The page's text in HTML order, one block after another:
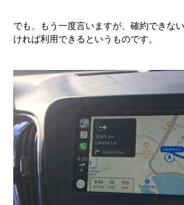
でも、もう一度言いますが、確約できな
ければ利用できるというものです。